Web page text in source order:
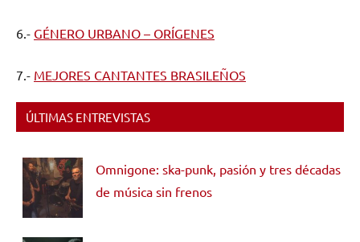
6.- GÉNERO URBANO – ORÍGENES
7.- MEJORES CANTANTES BRASILEÑOS
ÚLTIMAS ENTREVISTAS
Omnigone: ska-punk, pasión y tres décadas
de música sin frenos